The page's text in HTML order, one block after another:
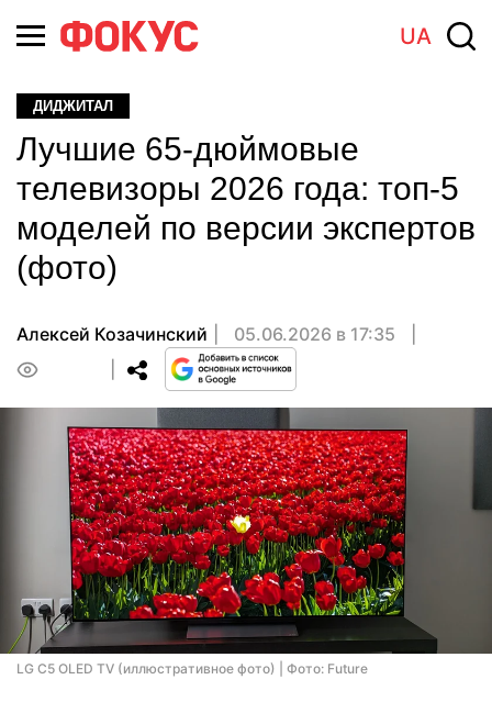
UA
ДИДЖИТАЛ
Лучшие 65-дюймовые
телевизоры 2026 года: топ-5
моделей по версии экспертов
(фото)
Алексей Козачинский
05.06.2026 в 17:35
LG C5 OLED TV (иллюстративное фото) | Фото: Future